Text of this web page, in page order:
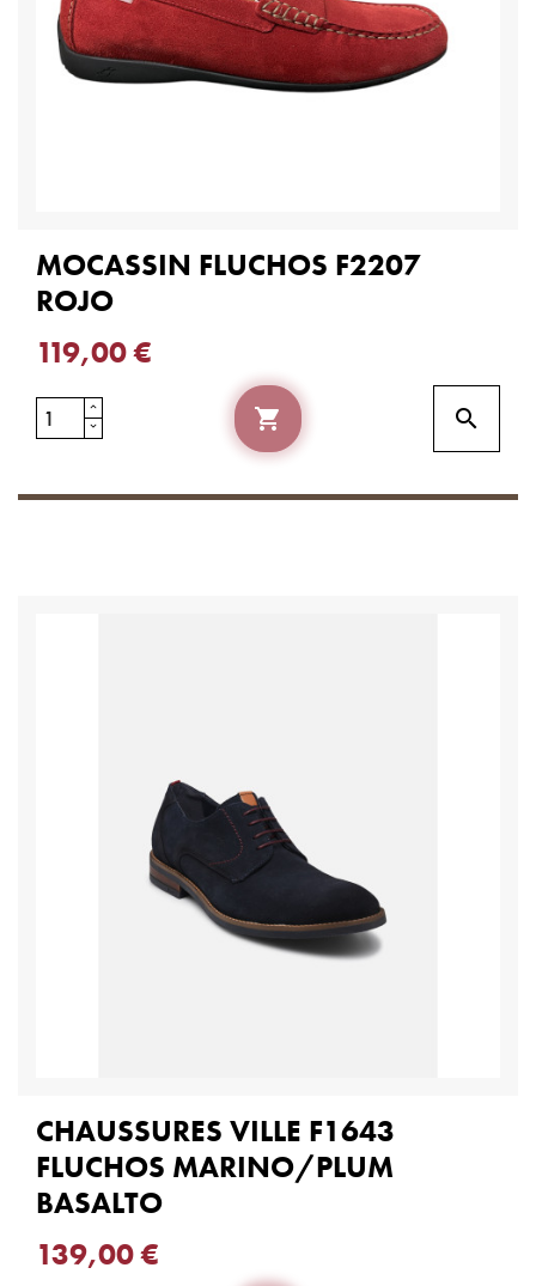
MOCASSIN FLUCHOS F2207
ROJO
119,00 €
 
CHAUSSURES VILLE F1643
FLUCHOS MARINO/PLUM
BASALTO
139,00 €